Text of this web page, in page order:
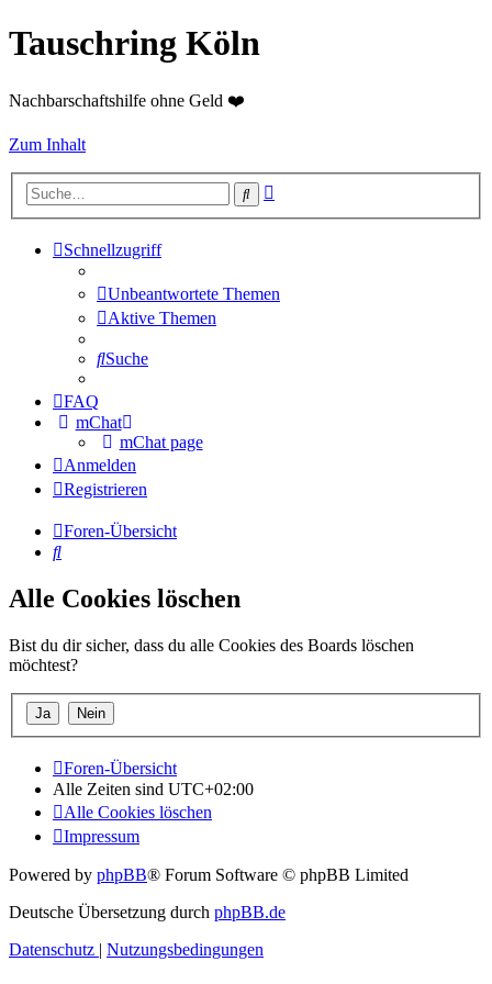
Tauschring Köln
Nachbarschaftshilfe ohne Geld ❤️
Zum Inhalt
Suche
Schnellzugriff
Unbeantwortete Themen
Aktive Themen
Suche
FAQ
mChat
mChat page
Anmelden
Registrieren
Foren-Übersicht
Suche
Alle Cookies löschen
Bist du dir sicher, dass du alle Cookies des Boards löschen
möchtest?
Foren-Übersicht
Alle Zeiten sind UTC+02:00
Alle Cookies löschen
Impressum
Powered by phpBB® Forum Software © phpBB Limited
Deutsche Übersetzung durch phpBB.de
Datenschutz | Nutzungsbedingungen